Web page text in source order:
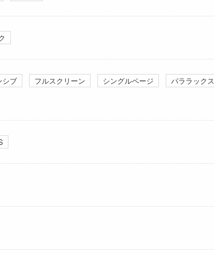
シブ フルスクリーン シングルページ パララックス